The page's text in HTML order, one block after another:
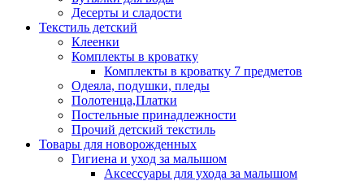
Десерты и сладости
Текстиль детский
Клеенки
Комплекты в кроватку
Комплекты в кроватку 7 предметов
Одеяла, подушки, пледы
Полотенца,Платки
Постельные принадлежности
Прочий детский текстиль
Товары для новорожденных
Гигиена и уход за малышом
Аксессуары для ухода за малышом